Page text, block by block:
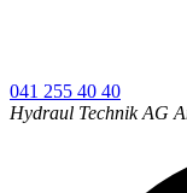
041 255 40 40
Hydraul Technik AG